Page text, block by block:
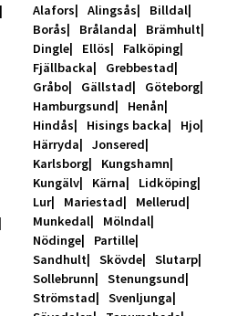
Alafors Alingsås
Billdal
Borås
Brålanda
Brämhult
Dingle
Ellös
Falköping
Fjällbacka
Grebbestad
Gråbo
Gällstad
Göteborg
Hamburgsund
Henån
Hindås
Hisings backa
Hjo
Härryda
Jonsered
Karlsborg
Kungshamn
Kungälv
Kärna
Lidköping
Lur
Mariestad
Mellerud
Munkedal
Mölndal
Nödinge
Partille
Sandhult
Skövde
Slutarp
Sollebrunn
Stenungsund
Strömstad
Svenljunga